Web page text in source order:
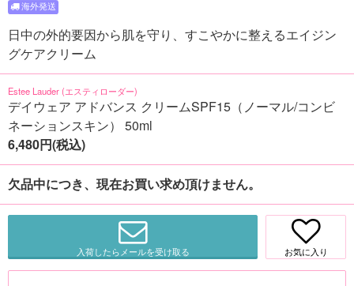
日中の外的要因から肌を守り、すこやかに整えるエイジン
グケアクリーム
Estee Lauder (エスティローダー)
デイウェア アドバンス クリームSPF15（ノーマル/コンビ
ネーションスキン） 50ml
6,480円(税込)
欠品中につき、現在お買い求め頂けません。
入荷したらメールを受け取る お気に入り